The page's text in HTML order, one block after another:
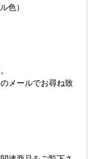
色）
メールでお尋ね致